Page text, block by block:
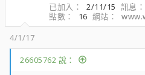
已加入
2/11/15 訊息
點數
16 網站
4/1/17
26605762 說：